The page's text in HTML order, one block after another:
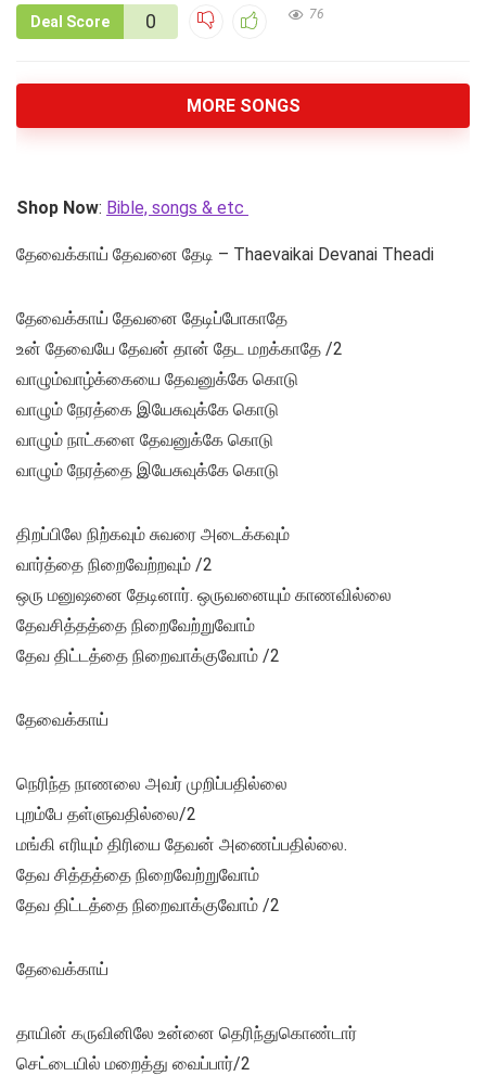
Deal Score 0 76
MORE SONGS
Shop Now: Bible, songs & etc
தேவைக்காய் தேவனை தேடி – Thaevaikai Devanai Theadi
தேவைக்காய் தேவனை தேடிப்போகாதே
உன் தேவையே தேவன் தான் தேட மறக்காதே /2
வாழும்வாழ்க்கையை தேவனுக்கே கொடு
வாழும் நேரத்கை இயேசுவுக்கே கொடு
வாழும் நாட்களை தேவனுக்கே கொடு
வாழும் நேரத்தை இயேசுவுக்கே கொடு
திறப்பிலே நிற்கவும் சுவரை அடைக்கவும்
வார்த்தை நிறைவேற்றவும் /2
ஒரு மனுஷனை தேடினார். ஒருவனையும் காணவில்லை
தேவசித்தத்தை நிறைவேற்றுவோம்
தேவ திட்டத்தை நிறைவாக்குவோம் /2
தேவைக்காய்
நெரிந்த நாணலை அவர் முறிப்பதில்லை
புறம்பே தள்ளுவதில்லை/2
மங்கி எரியும் திரியை தேவன் அணைப்பதில்லை.
தேவ சித்தத்தை நிறைவேற்றுவோம்
தேவ திட்டத்தை நிறைவாக்குவோம் /2
தேவைக்காய்
தாயின் கருவினிலே உன்னை தெரிந்துகொண்டார்
செட்டையில் மறைத்து வைப்பார்/2